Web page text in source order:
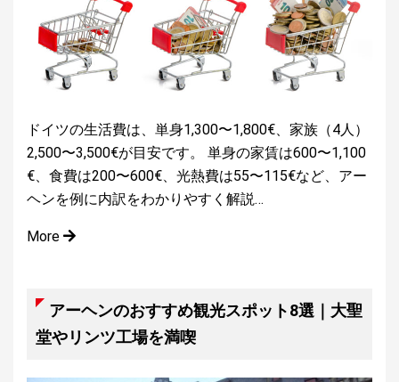
ドイツの生活費は、単身1,300〜1,800€、家族（4人）
2,500〜3,500€が目安です。 単身の家賃は600〜1,100
€、食費は200〜600€、光熱費は55〜115€など、アー
ヘンを例に内訳をわかりやすく解説…
More
アーヘンのおすすめ観光スポット8選｜大聖
堂やリンツ工場を満喫